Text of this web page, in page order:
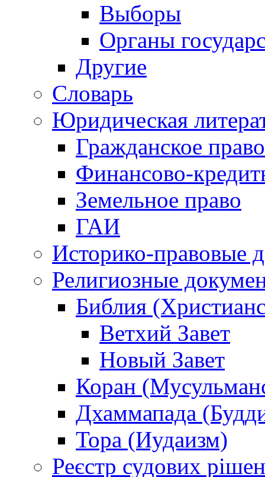
Выборы
Органы
Другие
Словарь
Юридическая
Гражданское право
Финансово-
Земельное право
ГАИ
Историко-правовые
Религиозные
Библия
Ветхий Завет
Новый Завет
Коран
Дхаммапада
Тора (Иудаизм)
Реєстр судових